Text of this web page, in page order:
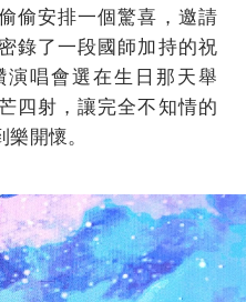
偷安排一個驚喜，邀請
錄了一段國師加持的祝
唱會選在生日那天舉
四射，讓完全不知情的
開懷。